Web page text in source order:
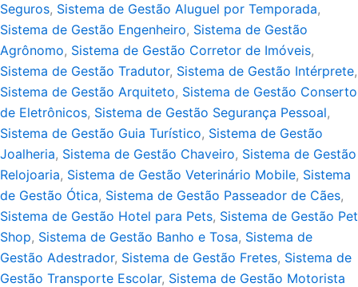
Seguros, Sistema de Gestão Aluguel por Temporada,
Sistema de Gestão Engenheiro, Sistema de Gestão
Agrônomo, Sistema de Gestão Corretor de Imóveis,
Sistema de Gestão Tradutor, Sistema de Gestão Intérprete,
Sistema de Gestão Arquiteto, Sistema de Gestão Conserto
de Eletrônicos, Sistema de Gestão Segurança Pessoal,
Sistema de Gestão Guia Turístico, Sistema de Gestão
Joalheria, Sistema de Gestão Chaveiro, Sistema de Gestão
Relojoaria, Sistema de Gestão Veterinário Mobile, Sistema
de Gestão Ótica, Sistema de Gestão Passeador de Cães,
Sistema de Gestão Hotel para Pets, Sistema de Gestão Pet
Shop, Sistema de Gestão Banho e Tosa, Sistema de
Gestão Adestrador, Sistema de Gestão Fretes, Sistema de
Gestão Transporte Escolar, Sistema de Gestão Motorista